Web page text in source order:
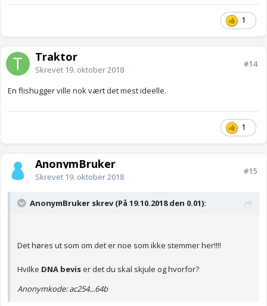
1
Traktor
Skrevet 19. oktober 2018
#14
En flishugger ville nok vært det mest ideelle.
1
AnonymBruker
Skrevet 19. oktober 2018
#15
AnonymBruker skrev (På 19.10.2018 den 0.01):
Det høres ut som om det er noe som ikke stemmer her!!!!
Hvilke DNA beviser det du skal skjule og hvorfor?
Anonymkode: ac254...64b